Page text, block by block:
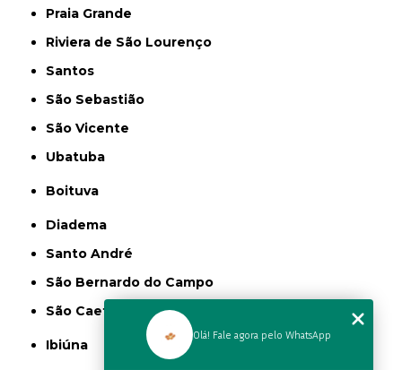
Praia Grande
Riviera de São Lourenço
Santos
São Sebastião
São Vicente
Ubatuba
Boituva
Diadema
Santo André
São Bernardo do Campo
São Caetano do Sul
Ibiúna
Olá! Fale agora pelo WhatsApp